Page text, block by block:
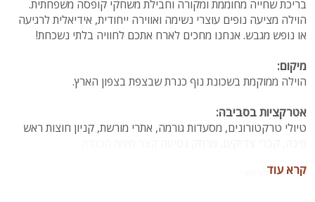
בריכת שחייה מחוממת ומקורה וחבילת משחקי קופסה משפחתית.
הוילה מציעה נופים עוצרי נשימה ואווירה ייחודית, אידיאלית לרגיעה
או נופש מגבש. אנחנו מחכים לארח אתכם לחוויה בלתי נשכחת!
מיקום:
הוילה ממוקמת בשכונת נוף כנרת שבצפת בצפון הארץ.
אטרקציות בסביבה:
טיולי טרקטורונים, מסעדות גורמה, אתרי מורשת, קניון חוצות ראש
מספר חדרים:
קרא עוד